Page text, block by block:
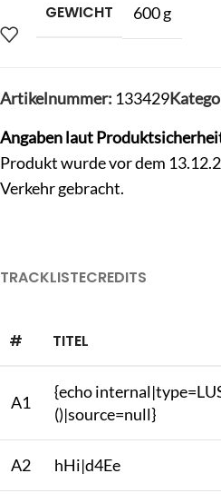
GEWICHT 600 g
Artikelnummer: 133429
Angaben laut
Produkt wurde vor dem
Verkehr gebracht.
TRACKLISTECREDITS
# TITEL
A1
{echo
()|source=null}
A2 hHi|d4Ee